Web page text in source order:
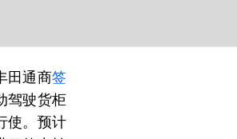
田通商签
驾驶货柜
使。预计